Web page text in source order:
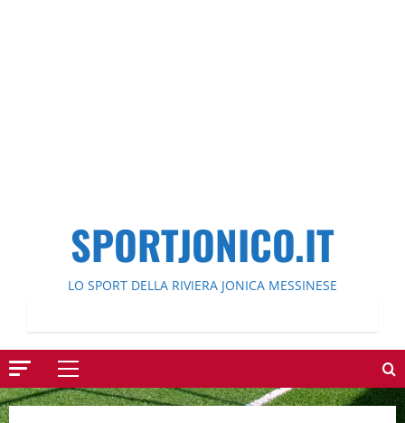
SPORTJONICO.IT
LO SPORT DELLA RIVIERA JONICA MESSINESE
Menu
principale